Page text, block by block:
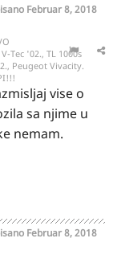
Februar 8, 2018
Tec '02., TL 1000s
Peugeot Vivacity.
vise o
sa njime u
nemam.
Februar 8, 2018